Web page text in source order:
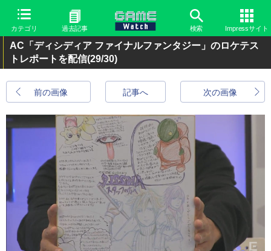
カテゴリ 過去記事 検索 Impressサイト
AC「ディシディア ファイナルファンタジー」のロケテス
トレポートを配信(29/30)
前の画像 次の画像
記事へ